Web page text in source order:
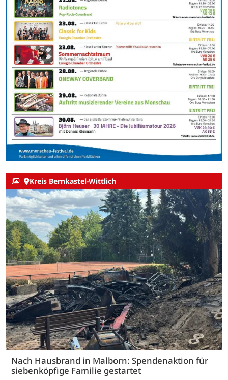
Kreis Bernkastel-Wittlich
Nach Hausbrand in Malborn: Spendenaktion für
siebenköpfige Familie gestartet